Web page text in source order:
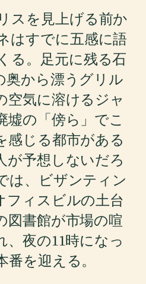
スを見上げる前か
はすでに五感に語
る。足元に残る石
奥から漂うグリル
空気に溶けるジャ
墟の「傍ら」でこ
感じる都市がある
が予想しないだろ
は、ビザンティン
フィスビルの土台
図書館が市場の喧
夜の11時になっ
を迎える。